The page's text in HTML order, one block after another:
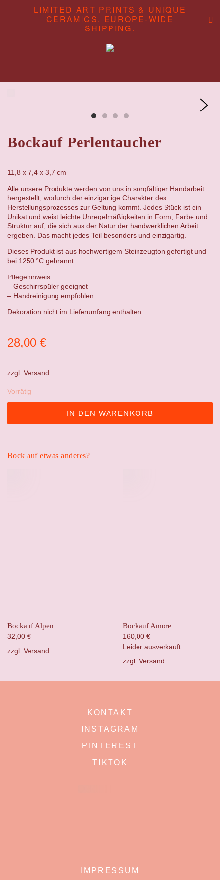
LIMITED ART PRINTS & UNIQUE
CERAMICS. EUROPE-WIDE
SHIPPING.
CONTENT STUDIO
Bockauf Perlentaucher
zzgl. Versand
28,00 €
Vorrätig
IN DEN WARENKORB
11,8 x 7,4 x 3,7 cm
Alle unsere Produkte werden von uns in sorgfältiger Handarbeit
hergestellt, wodurch der einzigartige Charakter des
Herstellungsprozesses zur Geltung kommt. Jedes Stück ist ein
Unikat und weist leichte Unregelmäßigkeiten in Form, Farbe und
Struktur auf, die sich aus der Natur der handwerklichen Arbeit
ergeben. Das macht jedes Teil besonders und einzigartig.
Dieses Produkt ist aus hochwertigem Steinzeugton gefertigt und
bei 1250 °C gebrannt.
Pflegehinweis:
– Geschirrspüler geeignet
– Handreinigung empfohlen
Dekoration nicht im Lieferumfang enthalten.
Bock auf etwas anderes?
Bockauf Alpen
32,00 €
zzgl. Versand
Bockauf Amore
160,00 €
Leider ausverkauft
zzgl. Versand
KONTAKT
INSTAGRAM
PINTEREST
TIKTOK
IMPRESSUM